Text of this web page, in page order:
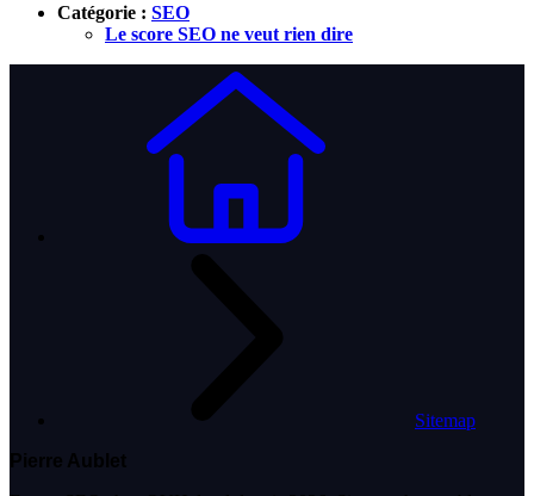
Catégorie : SEO
Le score SEO ne veut rien dire
Sitemap
Pierre Aublet